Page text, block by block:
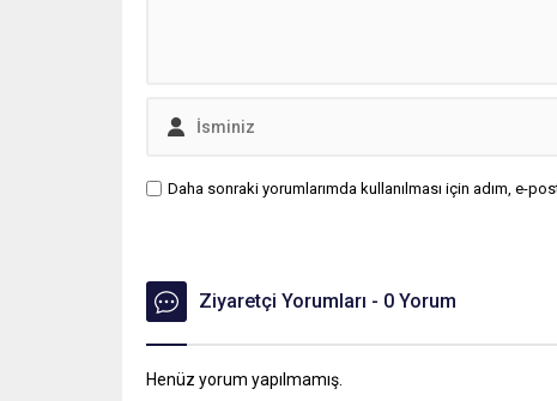
Daha sonraki yorumlarımda kullanılması için adım, e-
Ziyaretçi Yorumları - 0 Yorum
Henüz yorum yapılmamış.